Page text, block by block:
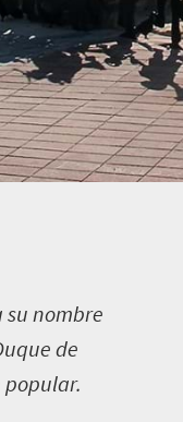
nombre
de
popular.